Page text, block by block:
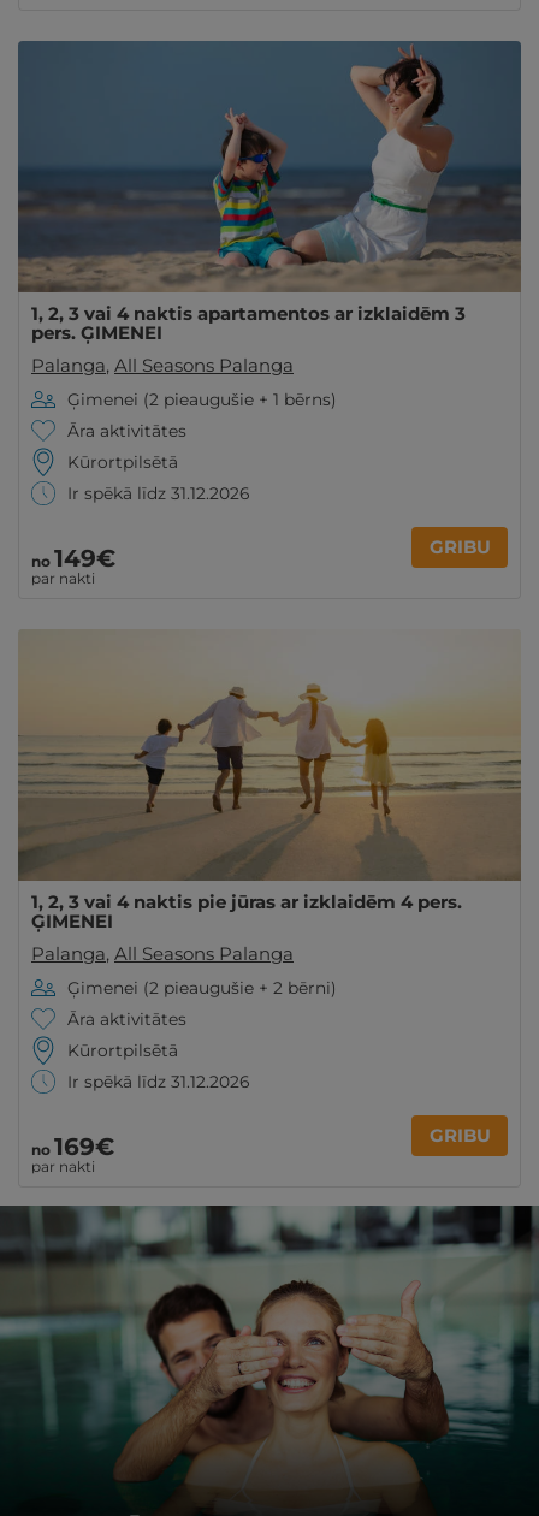
1, 2, 3 vai 4 naktis apartamentos ar izklaidēm 3
pers. ĢIMENEI
Palanga, All Seasons Palanga
Ģimenei (2 pieaugušie + 1 bērns)
Āra aktivitātes
Kūrortpilsētā
Ir spēkā līdz 31.12.2026
no 149€
par nakti
GRIBU
1, 2, 3 vai 4 naktis pie jūras ar izklaidēm 4 pers.
ĢIMENEI
Palanga, All Seasons Palanga
Ģimenei (2 pieaugušie + 2 bērni)
Āra aktivitātes
Kūrortpilsētā
Ir spēkā līdz 31.12.2026
no 169€
par nakti
GRIBU